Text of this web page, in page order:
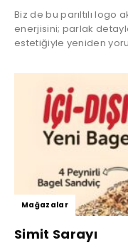
Biz de bu parıltılı logo
enerjisini; parlak
estetiğiyle yeniden
Mağazalar
Simit Sarayı